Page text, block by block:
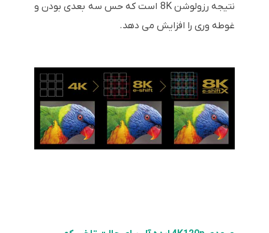
نتیجه رزولوشن 8K است که حس سه بعدی بودن و
غوطه وری را افزایش می دهد.